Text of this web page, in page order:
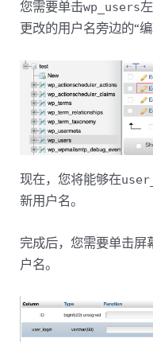
您需要单击wp_users
更改的用户名旁边的“编
现在，您将能够在
新用户名。
完成后，您需要单击屏
户名。